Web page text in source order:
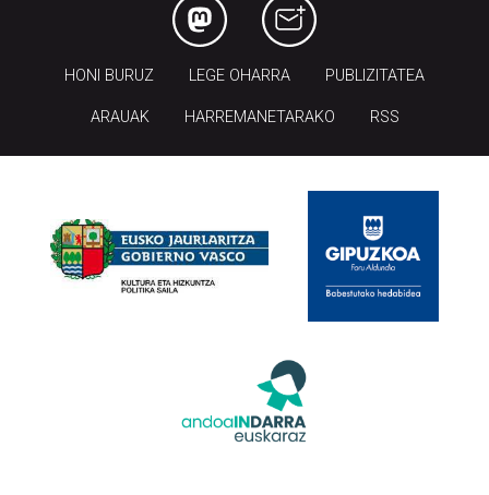
HONI BURUZ LEGE OHARRA PUBLIZITATEA
ARAUAK HARREMANETARAKO RSS